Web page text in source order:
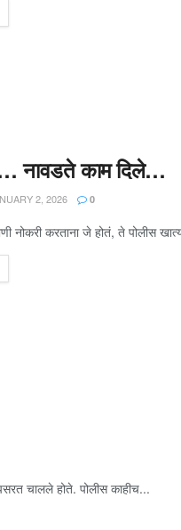
नावडते काम दिले…
2, 2026 0
नोकरी करताना जे होतं, ते पोलीस
चालले होते. पोलीस काहीच...